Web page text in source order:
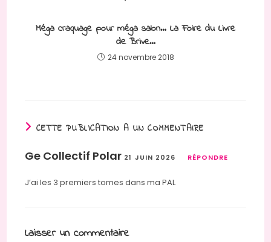
Méga craquage pour méga salon… La Foire du Livre
de Brive…
24 novembre 2018
CETTE PUBLICATION A UN COMMENTAIRE
Ge Collectif Polar 21 JUIN 2026 RÉPONDRE
J’ai les 3 premiers tomes dans ma PAL
Laisser un commentaire